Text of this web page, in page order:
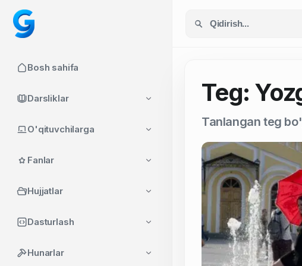
Bosh sahifa
Darsliklar
O'qituvchilarga
Fanlar
Hujjatlar
Dasturlash
Hunarlar
Teg:
Tanlangan teg